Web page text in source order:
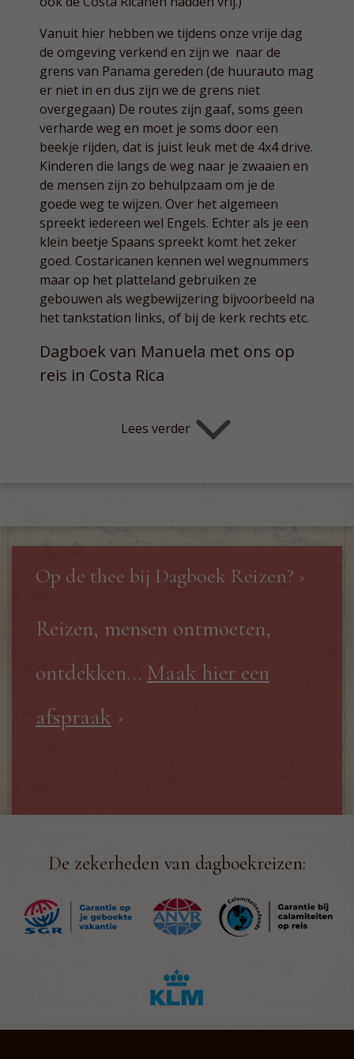
Vanuit hier hebben we tijdens onze vrije dag
de omgeving verkend en zijn we naar de
grens van Panama gereden (de huurauto mag
er niet in en dus zijn we de grens niet
overgegaan) De routes zijn gaaf, soms geen
verharde weg en moet je soms door een
beekje rijden, dat is juist leuk met de 4x4 drive.
Kinderen die langs de weg naar je zwaaien en
de mensen zijn zo behulpzaam om je de
goede weg te wijzen. Over het algemeen
spreekt iedereen wel Engels. Echter als je een
klein beetje Spaans spreekt komt het zeker
goed. Costaricanen kennen wel wegnummers
maar op het platteland gebruiken ze
gebouwen als wegbewijzering bijvoorbeeld na
het tankstation links, of bij de kerk rechts etc.
Dagboek van Manuela met ons op
reis in Costa Rica
Lees verder
Op de thee bij Dagboek Reizen? ›
Reizen, mensen ontmoeten,
ontdekken... Maak hier een
afspraak ›
De zekerheden van dagboekreizen: